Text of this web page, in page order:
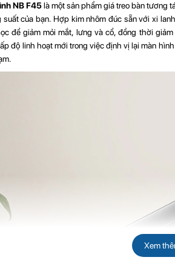
NB F45là một sản phẩm giá treo bàn tương
suất của bạn. Hợp kim nhôm đúc sẵn với xi
để giảm mỏi mắt, lưng và cổ, đồng thời
độ linh hoạt mới trong việc định vị lại màn
Xem